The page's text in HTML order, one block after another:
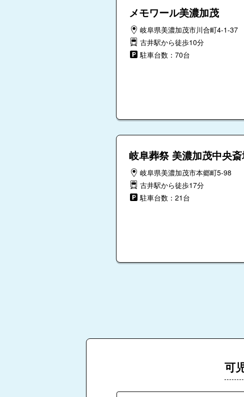
メモワール美濃加茂
岐阜県美濃加茂市川合町4-1-37
古井駅から徒歩10分
駐車台数：70台
岐阜葬祭 美濃加茂中央
岐阜県美濃加茂市本郷町5-98
古井駅から徒歩17分
駐車台数：21台
可